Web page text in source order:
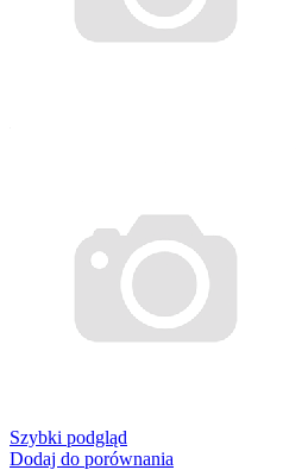
Szybki podgląd
Dodaj do porównania